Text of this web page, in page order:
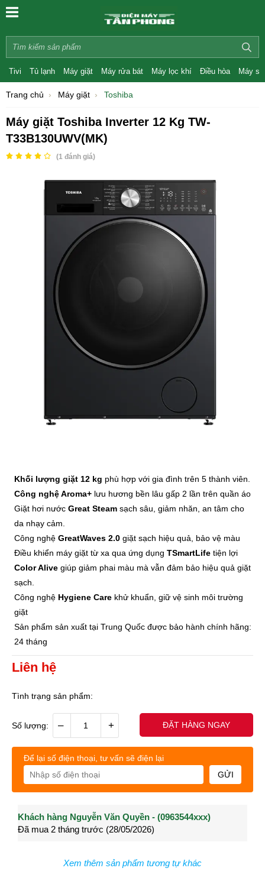
Tivi Tủ lạnh Máy giặt Máy rửa bát Máy lọc khí Điều hòa Máy
Trang chủ Máy giặt Toshiba
Máy giặt Toshiba Inverter 12 Kg TW-
T33B130UWV(MK)
(1 đánh giá)
Khối lượng giặt 12 kg phù hợp với gia đình trên 5 thành viên.
Công nghệ Aroma+ lưu hương bền lâu gấp 2 lần trên quần áo
Giặt hơi nước Great Steam sạch sâu, giảm nhăn, an tâm cho
da nhạy cảm.
Công nghệ GreatWaves 2.0 giặt sạch hiệu quả, bảo vệ màu
Điều khiển máy giặt từ xa qua ứng dụng TSmartLife tiện lợi
Color Alive giúp giảm phai màu mà vẫn đảm bảo hiệu quả giặt
sạch.
Công nghệ Hygiene Care khử khuẩn, giữ vệ sinh môi trường
giặt
Sản phẩm sản xuất tại Trung Quốc được bảo hành chính hãng:
24 tháng
Liên hệ
Tình trạng sản phẩm:
Số lượng: – + ĐẶT HÀNG NGAY
Để lại số điện thoại, tư vấn sẽ điện lại
GỬI
Khách hàng Nguyễn Văn Quyền - (0963544xxx)
Đã mua 2 tháng trước (28/05/2026)
Khách hàng Nguyễn Thành Long - (0902021xxx)
Đã mua 3 tháng trước (27/04/2026)
Xem thêm sản phẩm tương tự khác